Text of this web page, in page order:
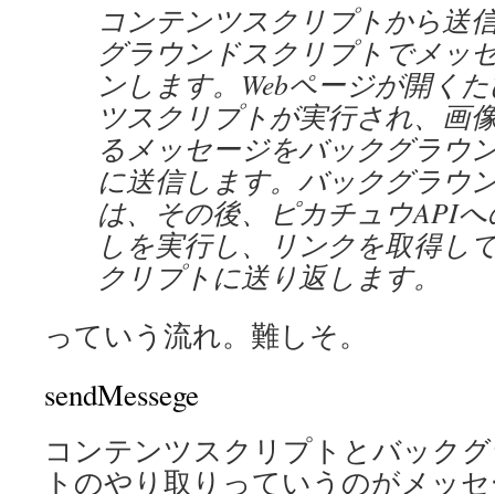
コンテンツスクリプトから送
グラウンドスクリプトでメッ
ンします。Webページが開く
ツスクリプトが実行され、画
るメッセージをバックグラウ
に送信します。バックグラウ
は、その後、ピカチュウAPI
しを実行し、リンクを取得し
クリプトに送り返します。
っていう流れ。難しそ。
sendMessege
コンテンツスクリプトとバック
トのやり取りっていうのがメッ